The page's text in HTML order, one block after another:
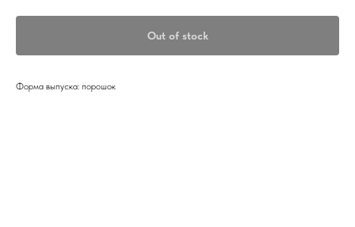
Out of stock
Форма выпуска: порошок